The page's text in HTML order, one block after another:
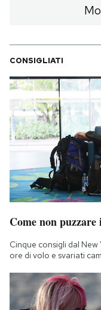
CONSIGLIATI
Come non
Cinque consigli dal New
ore di volo e svariati